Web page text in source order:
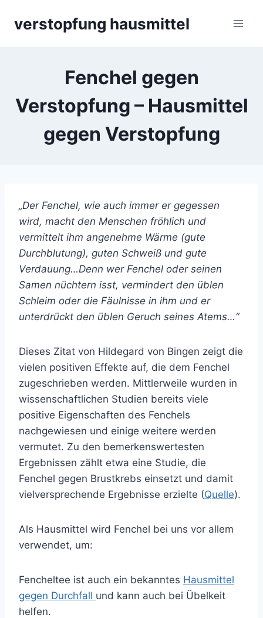
verstopfung hausmittel
Fenchel gegen
Verstopfung – Hausmittel
gegen Verstopfung
„Der Fenchel, wie auch immer er gegessen
wird, macht den Menschen fröhlich und
vermittelt ihm angenehme Wärme (gute
Durchblutung), guten Schweiß und gute
Verdauung…Denn wer Fenchel oder seinen
Samen nüchtern isst, vermindert den üblen
Schleim oder die Fäulnisse in ihm und er
unterdrückt den üblen Geruch seines Atems…“
Dieses Zitat von Hildegard von Bingen zeigt die
vielen positiven Effekte auf, die dem Fenchel
zugeschrieben werden. Mittlerweile wurden in
wissenschaftlichen Studien bereits viele
positive Eigenschaften des Fenchels
nachgewiesen und einige weitere werden
vermutet. Zu den bemerkenswertesten
Ergebnissen zählt etwa eine Studie, die
Fenchel gegen Brustkrebs einsetzt und damit
vielversprechende Ergebnisse erzielte (Quelle).
Als Hausmittel wird Fenchel bei uns vor allem
verwendet, um:
Fencheltee ist auch ein bekanntes Hausmittel
gegen Durchfall und kann auch bei Übelkeit
helfen.